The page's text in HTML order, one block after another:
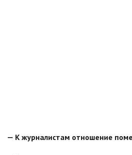
— К журналистам отношение